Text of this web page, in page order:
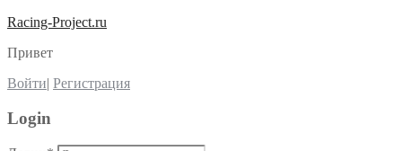
Racing-Project.ru
Привет
Войти| Регистрация
Login